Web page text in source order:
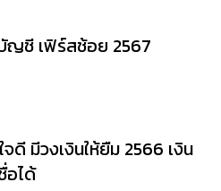
บัญชี เฟิร์สช้อย 2567
ดี มีวงเงินให้ยืม 2566 เงิน
อได้